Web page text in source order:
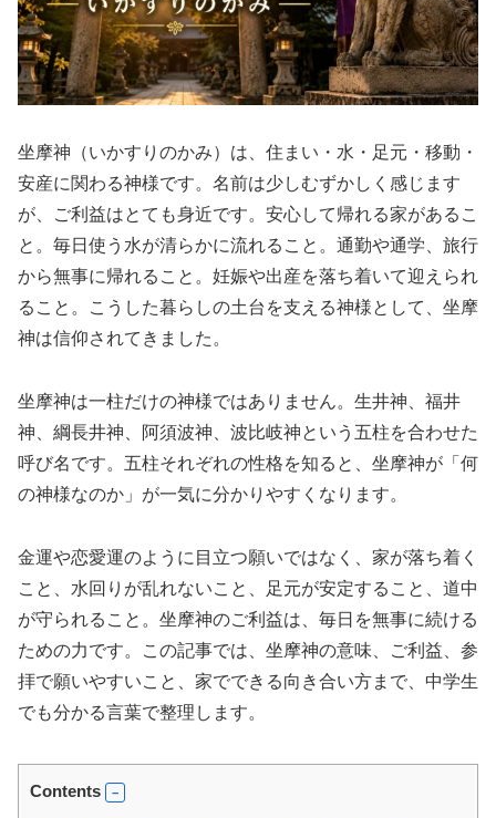
坐摩神（いかすりのかみ）は、住まい・水・足元・移動・
安産に関わる神様です。名前は少しむずかしく感じます
が、ご利益はとても身近です。安心して帰れる家があるこ
と。毎日使う水が清らかに流れること。通勤や通学、旅行
から無事に帰れること。妊娠や出産を落ち着いて迎えられ
ること。こうした暮らしの土台を支える神様として、坐摩
神は信仰されてきました。
坐摩神は一柱だけの神様ではありません。生井神、福井
神、綱長井神、阿須波神、波比岐神という五柱を合わせた
呼び名です。五柱それぞれの性格を知ると、坐摩神が「何
の神様なのか」が一気に分かりやすくなります。
金運や恋愛運のように目立つ願いではなく、家が落ち着く
こと、水回りが乱れないこと、足元が安定すること、道中
が守られること。坐摩神のご利益は、毎日を無事に続ける
ための力です。この記事では、坐摩神の意味、ご利益、参
拝で願いやすいこと、家でできる向き合い方まで、中学生
でも分かる言葉で整理します。
Contents